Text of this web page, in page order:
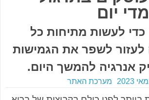
יום
לעשות מתיחות כל
לעזור לשפר את הגמישות
אנרגיה להמשך היום.
מערכת האתר